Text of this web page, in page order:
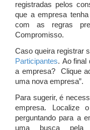
registradas pelos
que a empresa
com as regras
Compromisso.
Caso queira registrar
Participantes. Ao final
a empresa? Clique
uma nova empresa”.
Para sugerir, é
empresa. Localize
perguntando para a
uma busca pela